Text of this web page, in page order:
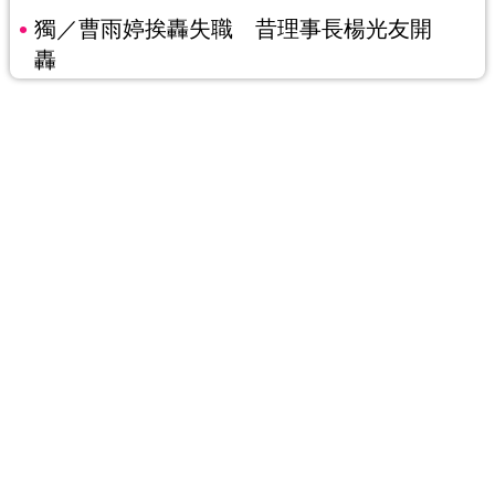
獨／曹雨婷挨轟失職 昔理事長楊光友開
轟